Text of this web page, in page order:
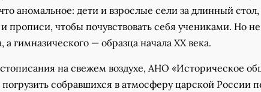
аномальное: дети и взрослые сели за длинный стол,
прописи, чтобы почувствовать себя учениками. Но не
а гимназического — образца начала ХХ века.
на свежем воздухе, АНО «Историческое
погрузить собравшихся в атмосферу царской России